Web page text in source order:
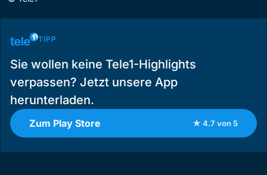
TIPP
Sie wollen keine Tele1-Highlights
verpassen? Jetzt unsere App
herunterladen.
Zum Play Store ★ 4.7 von 5